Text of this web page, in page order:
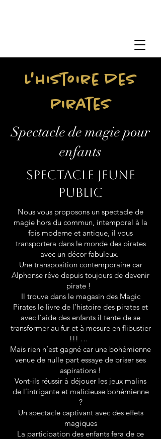
L'histoire des
Pirates
Spectacle de magie pour
enfants
Spectacle jeune
public
Nous vous proposons un spectacle de
magie hors du commun, intemporel à la
fois moderne et antique, il vous
transportera dans le monde des pirates
avec un décor fabuleux.
Une transposition contemporaine car
Alphonse rêve depuis toujours de devenir
pirate !
Il trouve dans le magasin des Magic
Pirates le livre de l’histoire des pirates et
avec l’aide des enfants il tente de se
transformer au fur et à mesure en flibustier
!!! …
Mais rien n’est gagné car une bohémienne
venue de nulle part essaye de briser ses
aspirations !
Vont-ils réussir à déjouer les jeux malins
de l’intrigante et malicieuse bohémienne
?
Un spectacle captivant avec des effets
magiques
La participation des enfants fera de ce